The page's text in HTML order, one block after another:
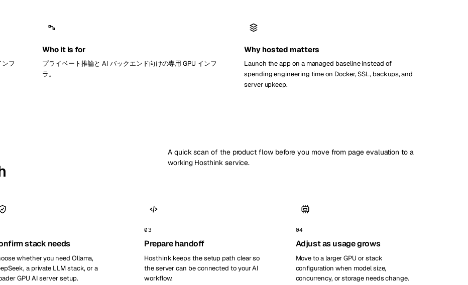
ンフ
Who it is for
プライベート推論と AI バックエンド向けの専用 GPU インフ
ラ。
Why hosted matters
Launch the app on a managed baseline instead of
spending engineering time on Docker, SSL, backups, and
server upkeep.
A quick scan of the product flow before you move from page evaluation to a
working Hosthink service.
stack needs
whether you need Ollama,
a private LLM stack, or a
GPU AI server setup.
03
Prepare handoff
Hosthink keeps the setup path clear so
the server can be connected to your AI
workflow.
04
Adjust as usage grows
Move to a larger GPU or stack
configuration when model size,
concurrency, or storage needs change.